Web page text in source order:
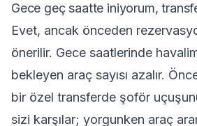
Gece geç saatte iniyorum,
Evet, ancak önceden
önerilir. Gece saatlerinde
bekleyen araç sayısı azalır.
bir özel transferde şoför
sizi karşılar; yorgunken araç